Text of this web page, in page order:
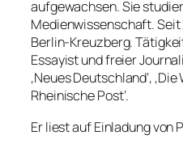
aufgewachsen. Sie
Medienwissenschaft.
Berlin-Kreuzberg.
Essayist und freier
‚Neues Deutschland‘, ‚Die
Rheinische Post‘.
Er liest auf Einladung von